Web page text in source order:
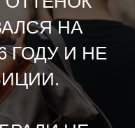
НА
ГОДУ И НЕ